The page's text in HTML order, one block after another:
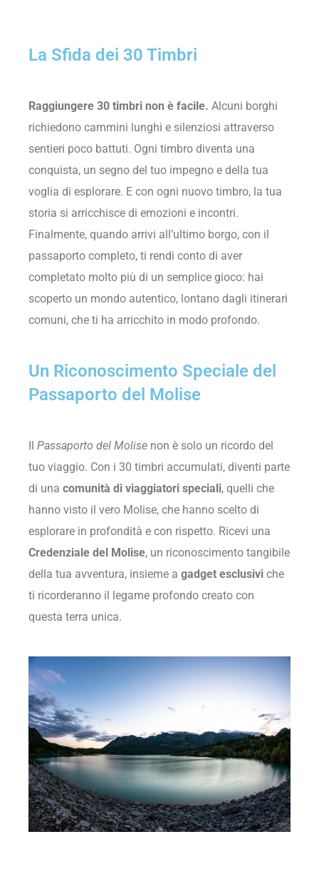
La Sfida dei 30 Timbri
Raggiungere 30 timbri non è facile. Alcuni borghi
richiedono cammini lunghi e silenziosi attraverso
sentieri poco battuti. Ogni timbro diventa una
conquista, un segno del tuo impegno e della tua
voglia di esplorare. E con ogni nuovo timbro, la tua
storia si arricchisce di emozioni e incontri.
Finalmente, quando arrivi all’ultimo borgo, con il
passaporto completo, ti rendi conto di aver
completato molto più di un semplice gioco: hai
scoperto un mondo autentico, lontano dagli itinerari
comuni, che ti ha arricchito in modo profondo.
Un Riconoscimento Speciale del
Passaporto del Molise
Passaporto del Molise non è solo un ricordo del
tuo viaggio. Con i 30 timbri accumulati, diventi parte
di una comunità di viaggiatori speciali, quelli che
hanno visto il vero Molise, che hanno scelto di
esplorare in profondità e con rispetto. Ricevi una
Credenziale del Molise, un riconoscimento tangibile
della tua avventura, insieme a gadget esclusivi che
ti ricorderanno il legame profondo creato con
questa terra unica.